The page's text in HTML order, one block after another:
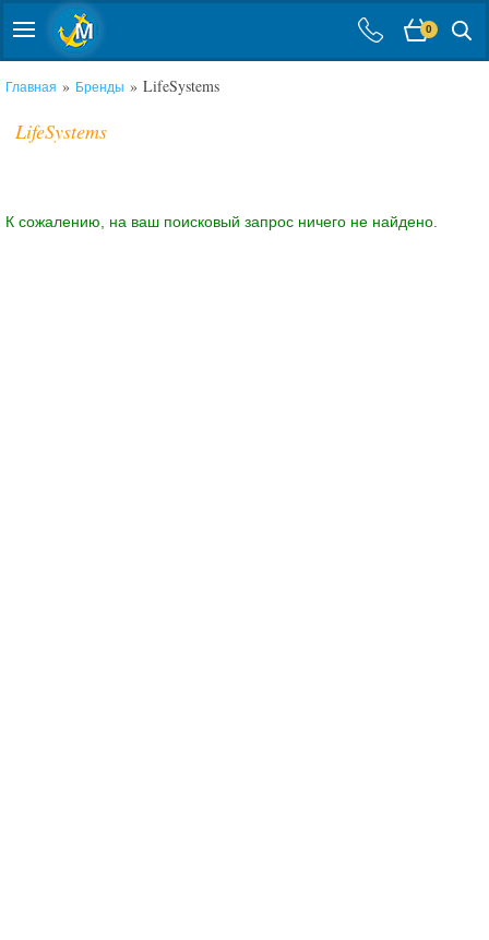
0
Главная » Бренды » LifeSystems
LifeSystems
К сожалению, на ваш поисковый запрос ничего не найдено.